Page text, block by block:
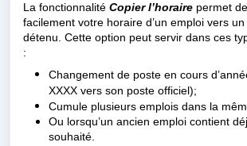
La fonctionnalité Copier l’horaire permet
facilement votre horaire d’un emploi vers
détenu. Cette option peut servir dans ces
:
Changement de poste en cours
XXXX vers son poste officiel);
Cumule plusieurs emplois dans la
Ou lorsqu’un ancien emploi contient
souhaité.